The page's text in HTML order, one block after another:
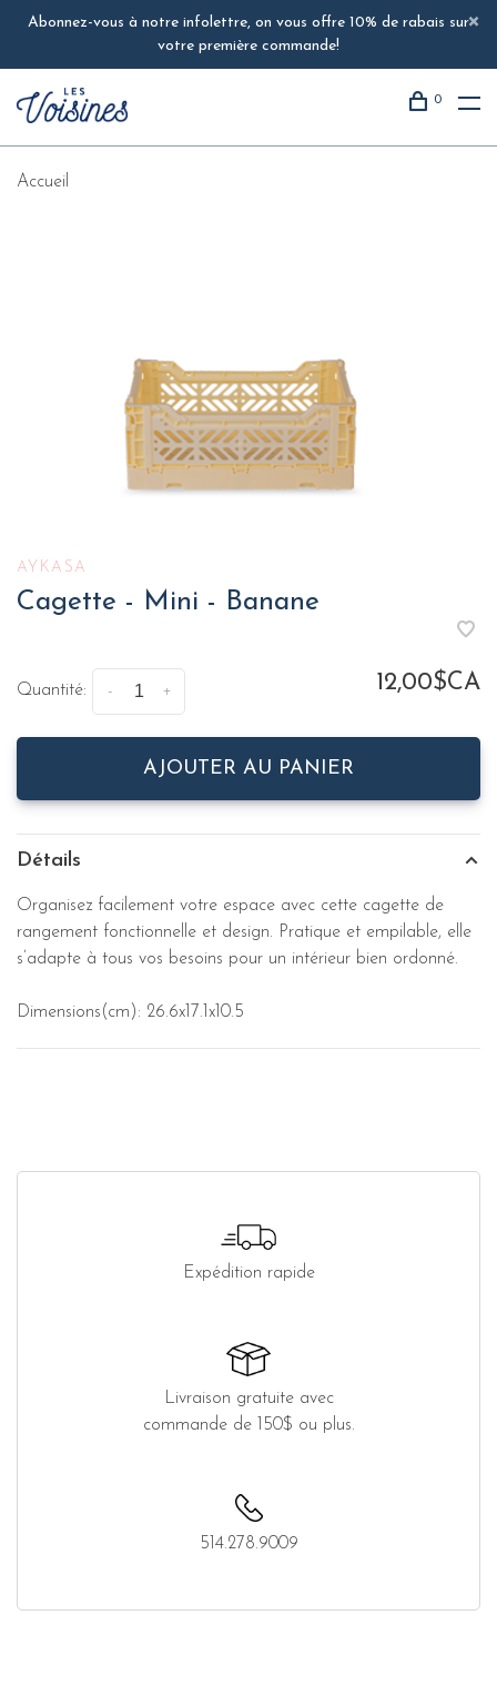
Abonnez-vous à notre infolettre, on vous offre 10% de rabais sur
votre première commande!
0
Accueil
AYKASA
Cagette - Mini - Banane
Quantité: +
- 12,00$CA
AJOUTER AU PANIER
Détails
Organisez facilement votre espace avec cette cagette de
rangement fonctionnelle et design. Pratique et empilable, elle
s’adapte à tous vos besoins pour un intérieur bien ordonné.
Dimensions(cm): 26.6x17.1x10.5
Expédition rapide
Livraison gratuite avec
commande de 150$ ou plus.
514.278.9009